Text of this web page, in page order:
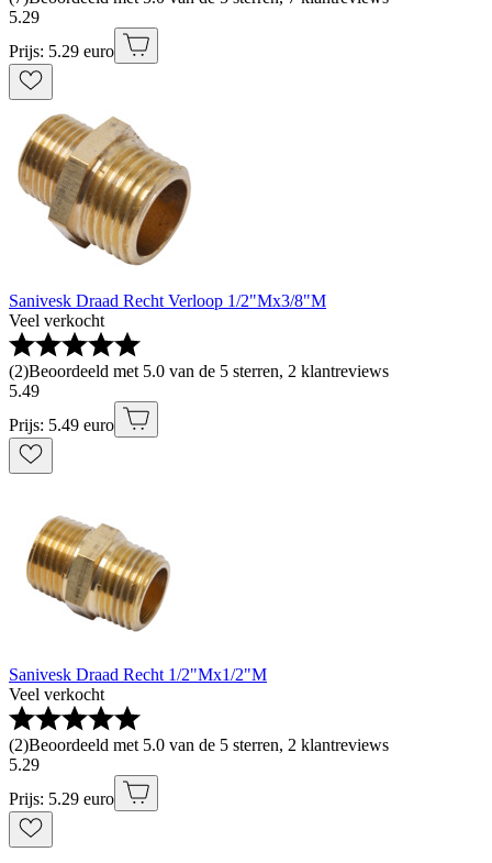
5.29
Prijs: 5.29 euro
Sanivesk Draad Recht Verloop 1/2"Mx3/8"M
Veel verkocht
(2)Beoordeeld met 5.0 van de 5 sterren, 2 klantreviews
5.49
Prijs: 5.49 euro
Sanivesk Draad Recht 1/2"Mx1/2"M
Veel verkocht
(2)Beoordeeld met 5.0 van de 5 sterren, 2 klantreviews
5.29
Prijs: 5.29 euro